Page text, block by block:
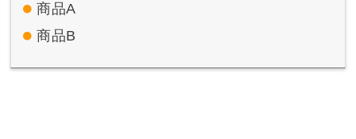
商品A
商品B